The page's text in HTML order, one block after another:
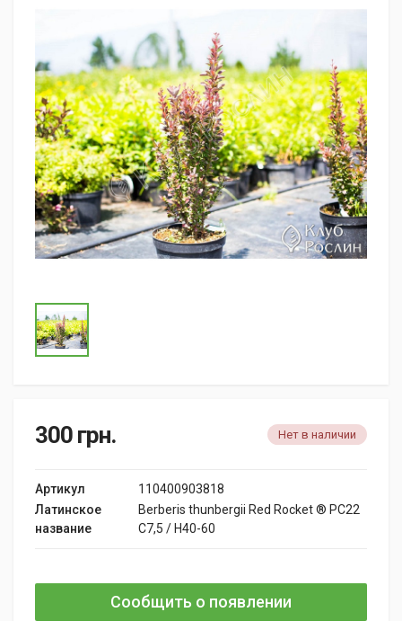
300 грн. Нет в наличии
Артикул
110400903818
Латинское
название
Berberis thunbergii Red Rocket ® PC22
C7,5 / H40-60
Сообщить о появлении